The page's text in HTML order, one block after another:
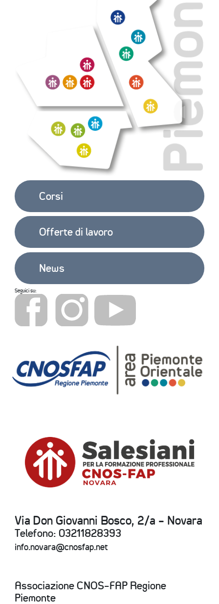
Corsi
Offerte di lavoro
News
Seguici su:
Via Don Giovanni Bosco, 2/a - Novara
Telefono: 03211828393
info.novara@cnosfap.net
Associazione CNOS-FAP Regione
Piemonte